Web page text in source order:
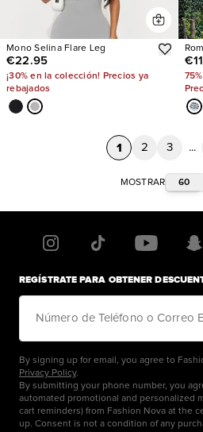
Mono Selina Flare Leg
€22.95
¡30% en la colección! Precios ya
rebajados
1 2 3 ...
MOSTRAR 60
REGÍSTRATE PARA OBTENER
Número de Teléfono o Correo
By signing up for email, you agree to
Privacy Policy.
By submitting your phone number, you
automated promotional and personalized
cart reminders) from Fashion Nova at the
up. Consent is not a condition of any